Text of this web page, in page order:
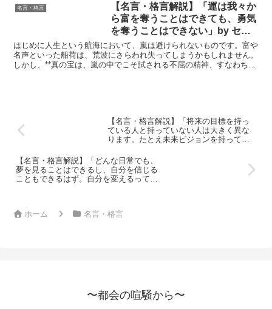
名言・格言
【名言・格言解説】「運は我々か
ら富を奪うことはできても、勇気
を奪うことはできない」by セネ
カの深い意味と得られる教訓
はじめに人生という航海において、嵐は避けられないものです。富や
名声といった船荷は、荒波にさらわれ失ってしまうかもしれません。
しかし、**真の宝は、嵐の中でこそ試される不屈の精神、すなわち
【名言・格言解説】「将来の目標を持っ
ている人と持っていない人は大きく異な
ります。たとえ未来ビジョンを持ってい
りません。」by 天野浩の深い意味と得ら
れる教訓
【名言・格言解説】「どんな日常でも、
夢を見ることはできるし、自分を信じる
こともできるはず。自分を変えるってい
ホーム
名言・格言
〜都会の喧騒から〜